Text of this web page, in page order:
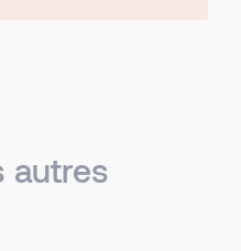
autres